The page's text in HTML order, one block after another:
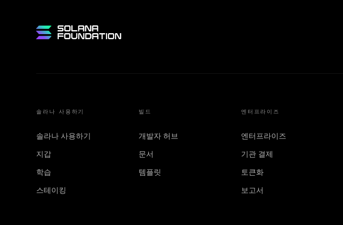
솔라나 사용하기
솔라나 사용하기
지갑
학습
스테이킹
빌드
개발자 허브
문서
템플릿
엔터프라이즈
엔터프라이즈
기관 결제
토큰화
보고서